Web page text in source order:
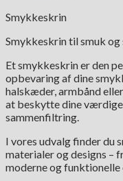
Smykkeskrin
Smykkeskrin til smuk
Et smykkeskrin er den
opbevaring af dine
halskæder, armbånd
at beskytte dine
sammenfiltring.
I vores udvalg finder du
materialer og designs –
moderne og